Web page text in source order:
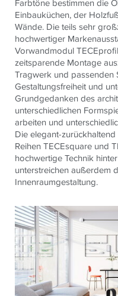
Farbtöne bestimmen die
Einbauküchen, der
Wände. Die teils sehr
hochwertiger
Vorwandmodul
zeitsparende Montage
Tragwerk und
Gestaltungsfreiheit und
Grundgedanken des
unterschiedlichen
arbeiten und
Die elegant-
Reihen TECEsquare und
hochwertige Technik
unterstreichen außerdem
Innenraumgestaltung.